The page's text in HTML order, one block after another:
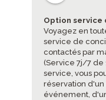
Option service
Voyagez en
service de
contactés par
(Service 7j/7 de
service, vous
réservation d'un
événement,